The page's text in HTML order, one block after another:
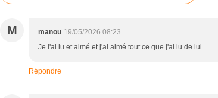
M manou 19/05/2026 08:23
Je l'ai lu et aimé et j'ai aimé tout ce que j'ai lu de lui.
Répondre